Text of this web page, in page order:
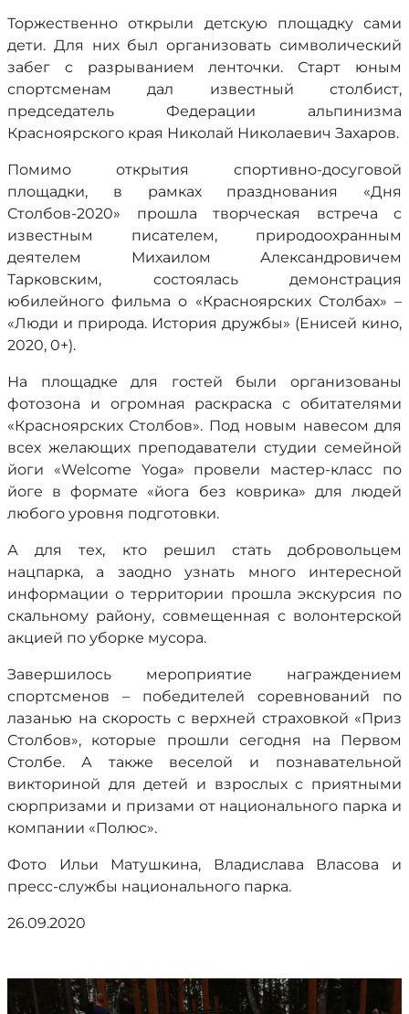
Торжественно открыли детскую площадку сами
дети. Для них был организовать символический
забег с разрыванием ленточки. Старт юным
спортсменам дал известный столбист,
председатель Федерации альпинизма
Красноярского края Николай Николаевич Захаров.
Помимо открытия спортивно-досуговой
площадки, в рамках празднования «Дня
Столбов-2020» прошла творческая встреча с
известным писателем, природоохранным
деятелем Михаилом Александровичем
Тарковским, состоялась демонстрация
юбилейного фильма о «Красноярских Столбах» –
«Люди и природа. История дружбы» (Енисей кино,
2020, 0+).
На площадке для гостей были организованы
фотозона и огромная раскраска с обитателями
«Красноярских Столбов». Под новым навесом для
всех желающих преподаватели студии семейной
йоги «Welcome Yoga» провели мастер-класс по
йоге в формате «йога без коврика» для людей
любого уровня подготовки.
А для тех, кто решил стать добровольцем
нацпарка, а заодно узнать много интересной
информации о территории прошла экскурсия по
скальному району, совмещенная с волонтерской
акцией по уборке мусора.
Завершилось мероприятие награждением
спортсменов – победителей соревнований по
лазанью на скорость с верхней страховкой «Приз
Столбов», которые прошли сегодня на Первом
Столбе. А также веселой и познавательной
викториной для детей и взрослых с приятными
сюрпризами и призами от национального парка и
компании «Полюс».
Фото Ильи Матушкина, Владислава Власова и
пресс-службы национального парка.
26.09.2020